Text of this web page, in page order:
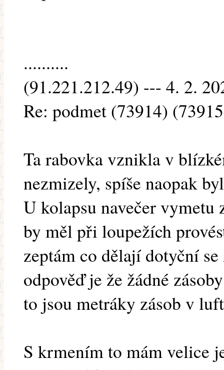
..........
(91.221.212.49) --- 4. 2.
Re: podmet (73914)
Ta rabovka vznikla v
nezmizely, spíše naopak
U kolapsu navečer
by měl při loupežích
zeptám co dělají dotyční
odpověď je že žádné
to jsou metráky zásob v
S krmením to mám velice